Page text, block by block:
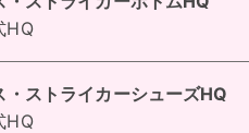
HQ
・ストライカーシューズHQ
HQ